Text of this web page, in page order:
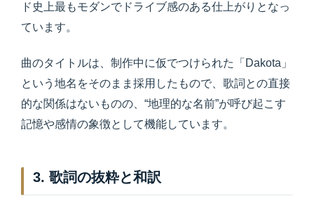
ド史上最もモダンでドライブ感のある仕上がりとなっ
ています。
曲のタイトルは、制作中に仮でつけられた「Dakota」
という地名をそのまま採用したもので、歌詞との直接
的な関係はないものの、“地理的な名前”が呼び起こす
記憶や感情の象徴として機能しています。
3. 歌詞の抜粋と和訳